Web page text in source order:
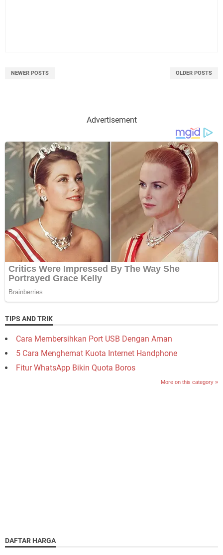
NEWER POSTS OLDER POSTS
Advertisement
TIPS AND TRIK
Cara Membersihkan Port USB Dengan Aman
5 Cara Menghemat Kuota Internet Handphone
Fitur WhatsApp Bikin Quota Boros
More on this category »
DAFTAR HARGA